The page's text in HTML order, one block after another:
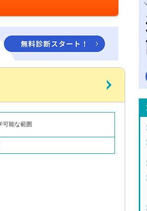
可能な範囲